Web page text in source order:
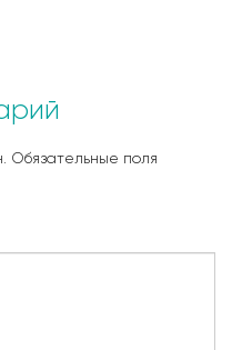
Обязательные поля